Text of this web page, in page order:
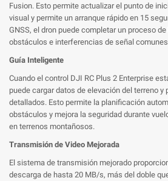
Fusion. Esto permite actualizar el punto de
visual y permite un arranque rápido en 15
GNSS, el dron puede completar un proceso
obstáculos e interferencias de señal
Guía Inteligente
Cuando el control DJI RC Plus 2 Enterprise
puede cargar datos de elevación del terreno y
detallados. Esto permite la planificación
obstáculos y mejora la seguridad durante
en terrenos montañosos.
Transmisión de Video Mejorada
El sistema de transmisión mejorado
descarga de hasta 20 MB/s, más del doble